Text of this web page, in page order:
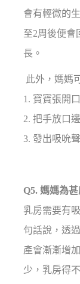
會有輕微的
至2周後便會
長。
此外，媽媽
1. 寶寶張開口
2. 把手放口邊
3. 發出吸吮聲
Q5. 媽媽為
乳房需要有
句話說，透
產會漸漸增
少，乳房得